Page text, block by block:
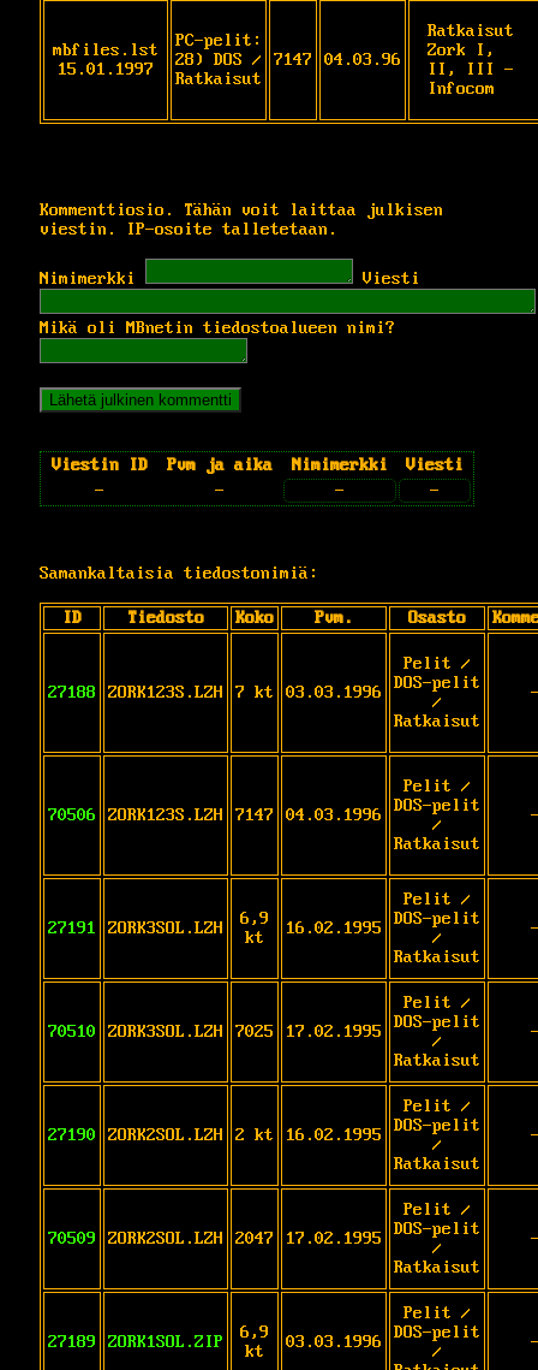
mbfiles.lst
15.01.1997
PC-pelit:
28) DOS /
Ratkaisut
7147 04.03.96
Ratkaisut
Zork I,
II, III -
Infocom
Kommenttiosio. Tähän voit laittaa julkisen
viestin. IP-osoite talletetaan.
Nimimerkki Viesti
Mikä oli MBnetin tiedostoalueen nimi?
Viestin ID Pvm ja aika Nimimerkki
Viesti
-
- - -
Samankaltaisia tiedostonimiä:
ID Tiedosto Koko Pvm. Osasto
27188 ZORK123S.LZH 7 kt 03.03.1996
Pelit /
DOS-pelit
/
Ratkaisut
70506 ZORK123S.LZH 7147 04.03.1996
Pelit /
DOS-pelit
/
Ratkaisut
27191 ZORK3SOL.LZH
6,9
kt
16.02.1995
Pelit /
DOS-pelit
/
Ratkaisut
70510 ZORK3SOL.LZH 7025 17.02.1995
Pelit /
DOS-pelit
/
Ratkaisut
27190 ZORK2SOL.LZH 2 kt 16.02.1995
Pelit /
DOS-pelit
/
Ratkaisut
70509 ZORK2SOL.LZH 2047 17.02.1995
Pelit /
DOS-pelit
/
Ratkaisut
27189 ZORK1SOL.ZIP
6,9
kt
03.03.1996
Pelit /
DOS-pelit
/